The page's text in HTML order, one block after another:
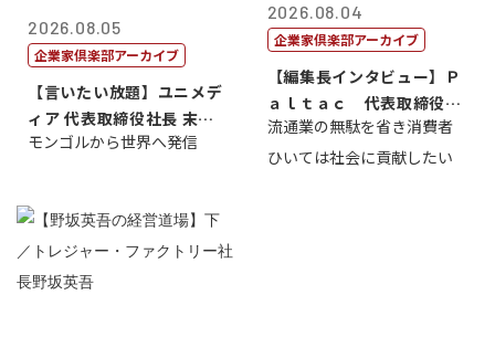
2026.08.05
企業家倶楽部アーカイブ
【言いたい放題】ユニメデ
ィア 代表取締役社長 末田
真
モンゴルから世界へ発信
2026.08.04
企業家倶楽部アーカイブ
【編集長インタビュー】Ｐ
ａｌｔａｃ 代表取締役会
長三木田國夫
流通業の無駄を省き消費者
ひいては社会に貢献したい